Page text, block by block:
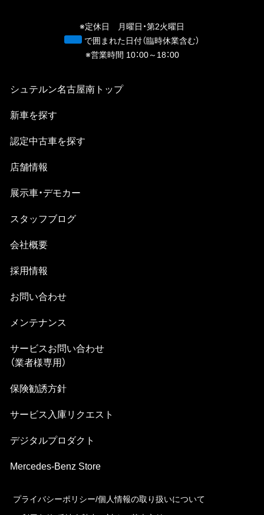
※定休日 月曜日・第2火曜日
青
で囲まれた日付（臨時休業含む）
※営業時間 10：00～18：00
シュテルン名古屋南 トップ
新⾞を探す
認定中古⾞を探す
店舗情報
展示車・デモカー
スタッフブログ
会社概要
採⽤情報
お問い合わせ
メンテナンス
サービスお問い合わせ
（業者様専⽤）
保険勧誘方針
サービス⼊庫リクエスト
デジタルプロダクト
Mercedes-Benz Store
プライバシーポリシー/個⼈情報の取り扱いについて